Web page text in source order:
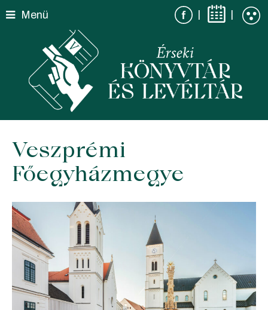
Menü | |
Veszprémi
Főegyházmegye